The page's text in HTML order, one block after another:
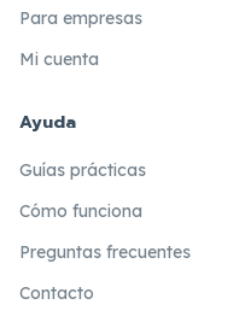
Para empresas
Mi cuenta
Ayuda
Guías prácticas
Cómo funciona
Preguntas frecuentes
Contacto